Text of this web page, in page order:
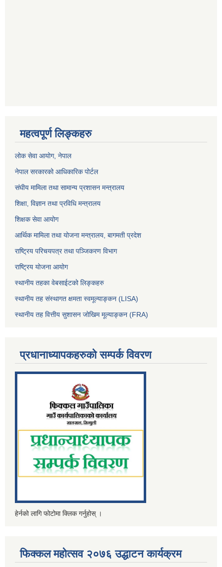
महत्वपूर्ण लिङ्कहरु
लोक सेवा आयोग, नेपाल
नेपाल सरकारको आधिकारिक पोर्टल
संघीय मामिला तथा सामान्य प्रशासन मन्त्रालय
शिक्षा, विज्ञान तथा प्रविधि मन्त्रालय
शिक्षक सेवा आयोग
आर्थिक मामिला तथा योजना मन्त्रालय, बागमती प्रदेश
राष्ट्रिय परिचयपत्र तथा पञ्जिकरण विभाग
राष्ट्रिय योजना आयोग
स्थानीय तहका वेबसाईटको लिङ्कहरु
स्थानीय तह संस्थागत क्षमता स्वमूल्याङ्कन (LISA)
स्थानीय तह वित्तीय सुशासन जोखिम मूल्याङ्कन (FRA)
प्रधानाध्यापकहरुको सम्पर्क विवरण
हेर्नको लागि फोटोमा क्लिक गर्नुहोस् ।
फिक्कल महोत्सव २०७६ उद्धाटन कार्यक्रम